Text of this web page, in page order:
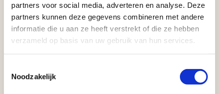
partners voor social media, adverteren en analyse. Deze
partners kunnen deze gegevens combineren met andere
informatie die u aan ze heeft verstrekt of die ze hebben
verzameld op basis van uw gebruik van hun services.
Noodzakelijk